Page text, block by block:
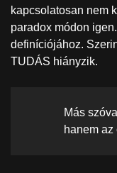
kapcsolatosan nem
paradox módon
definíciójához.
TUDÁS hiányzik.
Más
hanem